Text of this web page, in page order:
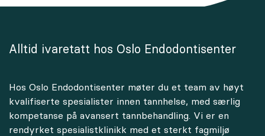
Alltid ivaretatt hos Oslo Endodontisenter
Hos Oslo Endodontisenter møter du et team av høyt
kvalifiserte spesialister innen tannhelse, med særlig
kompetanse på avansert tannbehandling. Vi er en
rendyrket spesialistklinikk med et sterkt fagmiljø